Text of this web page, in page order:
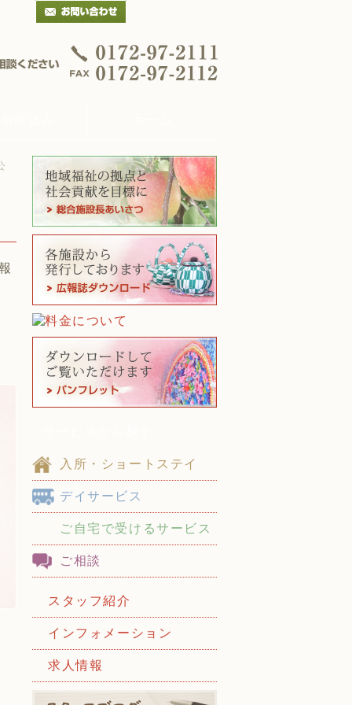
入所・ショートステイ
デイサービス
ご自宅で受けるサービス
ご相談
スタッフ紹介
インフォメーション
求人情報